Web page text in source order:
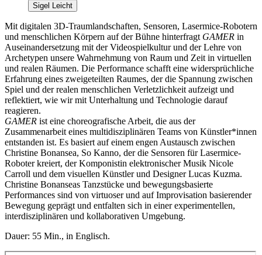
Sigel Leicht
Mit digitalen 3D-Traumlandschaften, Sensoren, Lasermice-Robotern
und menschlichen Körpern auf der Bühne hinterfragt GAMER in
Auseinandersetzung mit der Videospielkultur und der Lehre von
Archetypen unsere Wahrnehmung von Raum und Zeit in virtuellen
und realen Räumen. Die Performance schafft eine widersprüchliche
Erfahrung eines zweigeteilten Raumes, der die Spannung zwischen
Spiel und der realen menschlichen Verletzlichkeit aufzeigt und
reflektiert, wie wir mit Unterhaltung und Technologie darauf
reagieren.
GAMER ist eine choreografische Arbeit, die aus der
Zusammenarbeit eines multidisziplinären Teams von Künstler*innen
entstanden ist. Es basiert auf einem engen Austausch zwischen
Christine Bonansea, So Kanno, der die Sensoren für Lasermice-
Roboter kreiert, der Komponistin elektronischer Musik Nicole
Carroll und dem visuellen Künstler und Designer Lucas Kuzma.
Christine Bonanseas Tanzstücke und bewegungsbasierte
Performances sind von virtuoser und auf Improvisation basierender
Bewegung geprägt und entfalten sich in einer experimentellen,
interdisziplinären und kollaborativen Umgebung.
Dauer: 55 Min., in Englisch.